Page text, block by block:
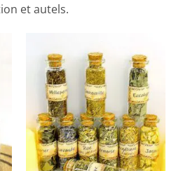
et autels.